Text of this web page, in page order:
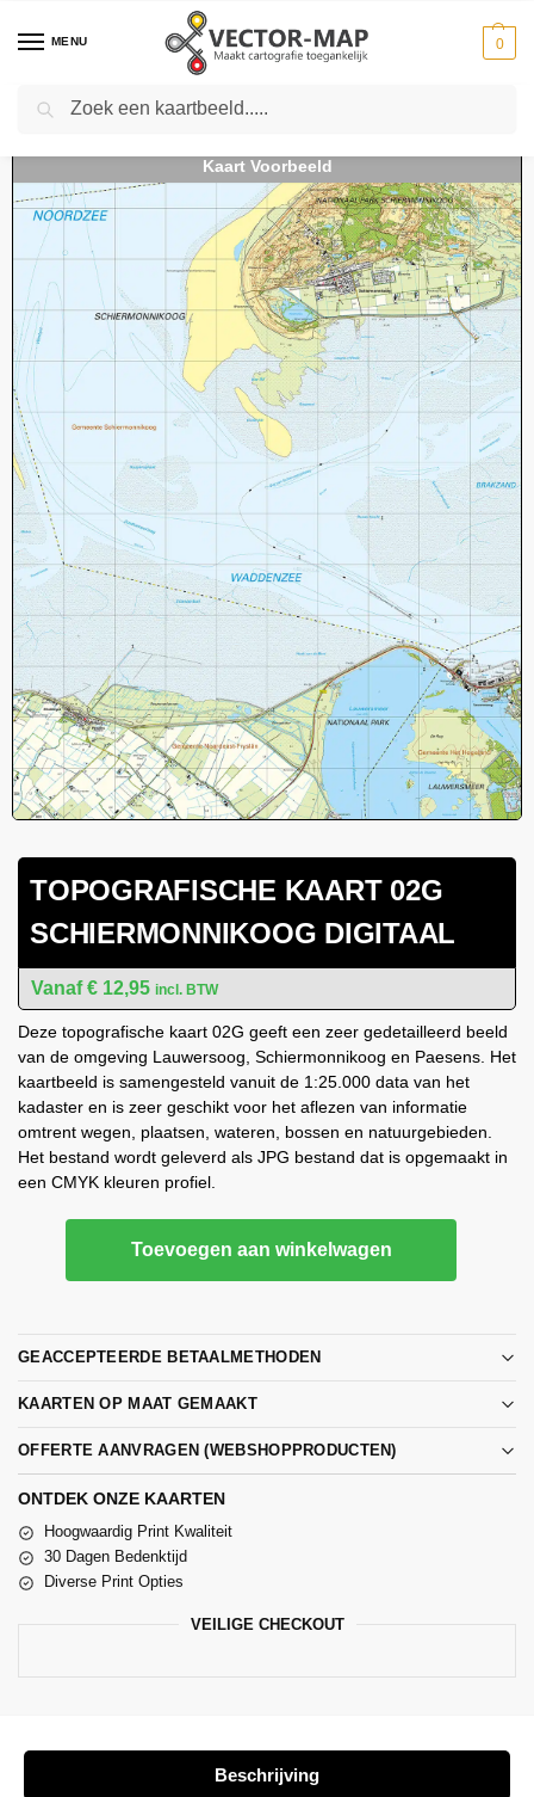
MENU 0
Home Kaarten - Topografische kaarten
TOPOGRAFISCHE KAART 02G
SCHIERMONNIKOOG DIGITAAL
€ 12,95 incl. BTW
Deze topografische kaart 02G geeft een zeer gedetailleerd beeld
van de omgeving Lauwersoog, Schiermonnikoog en Paesens. Het
kaartbeeld is samengesteld vanuit de 1:25.000 data van het
kadaster en is zeer geschikt voor het aflezen van informatie
omtrent wegen, plaatsen, wateren, bossen en natuurgebieden.
Het bestand wordt geleverd als JPG bestand dat is opgemaakt in
een CMYK kleuren profiel.
Toevoegen aan winkelwagen
GEACCEPTEERDE BETAALMETHODEN
KAARTEN OP MAAT GEMAAKT
OFFERTE AANVRAGEN (WEBSHOPPRODUCTEN)
ONTDEK ONZE KAARTEN
Hoogwaardig Print Kwaliteit
30 Dagen Bedenktijd
Diverse Print Opties
VEILIGE CHECKOUT
Beschrijving